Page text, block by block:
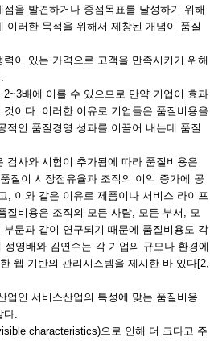
을 발견하거나 중점목표를 달성하기 위해
러한 목적을 위해서 제창된 개념이 품질
이 있는 가격으로 고객을 만족시키기 위해
배에 이를 수 있으므로 만약 기업이 효과
이다. 이러한 이유로 기업들은 품질비용을
인 품질경영 성과를 이끌어 내는데 품질
검사와 시험이 추가됨에 따라 품질비용은
질이 시장점유율과 조직의 이익 증가에 공
, 이와 같은 이유로 제품이나 서비스 라이프
질비용은 조직의 모든 사람, 모든 부서, 모
문과 같이 연구되기 때문에 품질비용도 각
영배와 김연수는 각 기업의 규모나 환경에
웹 기반의 관리시스템을 제시한 바 있다[2,
업인 서비스산업의 특성에 맞는 품질비용
다.
characteristics)으로 인해 더 크다고 주